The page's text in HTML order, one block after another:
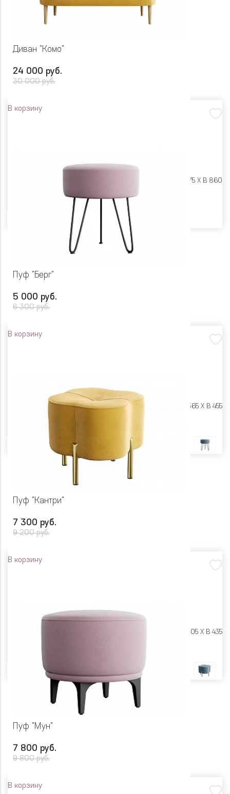
Диван "Комо"
24 000 руб.
30 000 руб.
В корзину
Ш 1445 X Г 775 X В 860
Пуф "Берг"
5 000 руб.
6 300 руб.
В корзину
Ш 365 X Г 365 X В 455
Пуф "Кантри"
7 300 руб.
9 200 руб.
В корзину
Ш 505 X Г 505 X В 435
Пуф "Мун"
7 800 руб.
9 800 руб.
В корзину